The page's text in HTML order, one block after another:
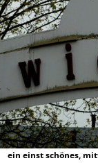
ein einst schönes,